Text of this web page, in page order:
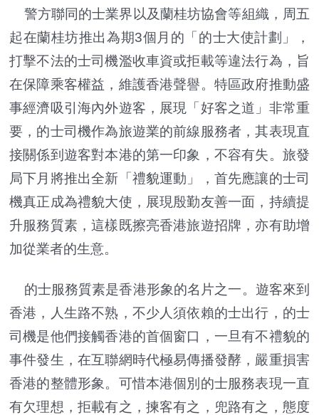
警方聯同的士業界以及蘭桂坊協會等組織，周五
起在蘭桂坊推出為期3個月的「的士大使計劃」，
打擊不法的士司機濫收車資或拒載等違法行為，旨
在保障乘客權益，維護香港聲譽。特區政府推動盛
事經濟吸引海內外遊客，展現「好客之道」非常重
要，的士司機作為旅遊業的前線服務者，其表現直
接關係到遊客對本港的第一印象，不容有失。旅發
局下月將推出全新「禮貌運動」，首先應讓的士司
機真正成為禮貌大使，展現殷勤友善一面，持續提
升服務質素，這樣既擦亮香港旅遊招牌，亦有助增
加從業者的生意。
的士服務質素是香港形象的名片之一。遊客來到
香港，人生路不熟，不少人須依賴的士出行，的士
司機是他們接觸香港的首個窗口，一旦有不禮貌的
事件發生，在互聯網時代極易傳播發酵，嚴重損害
香港的整體形象。可惜本港個別的士服務表現一直
有欠理想，拒載有之，揀客有之，兜路有之，態度